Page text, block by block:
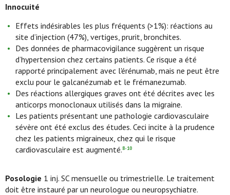
Innocuité
Effets indésirables les plus fréquents (>1%): réactions au
site d’injection (47%), vertiges, prurit, bronchites.
Des données de pharmacovigilance suggèrent un risque
d’hypertension chez certains patients. Ce risque a été
rapporté principalement avec l'érénumab, mais ne peut être
exclu pour le galcanézumab et le frémanezumab.
Des réactions allergiques graves ont été décrites avec les
anticorps monoclonaux utilisés dans la migraine.
Les patients présentant une pathologie cardiovasculaire
sévère ont été exclus des études. Ceci incite à la prudence
chez les patients migraineux, chez qui le risque
cardiovasculaire est augmenté.8-10
Posologie 1 inj. SC mensuelle ou trimestrielle. Le traitement
doit être instauré par un neurologue ou neuropsychiatre.